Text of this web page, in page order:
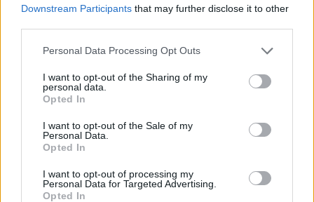
Downstream Participants that may further disclose it to other
Personal Data Processing Opt Outs
I want to opt-out of the Sharing of my
personal data.
Opted In
I want to opt-out of the Sale of my
Personal Data.
Opted In
I want to opt-out of processing my
Personal Data for Targeted Advertising.
Opted In
ΠΟΛΙΤΙΚΉ ΥΓΕΊΑΣ 13/09/2023 - 13:17
Πως φθάσαμε στην παραίτηση Ζαούτη από την
προεδρία του ΕΟΔΥ